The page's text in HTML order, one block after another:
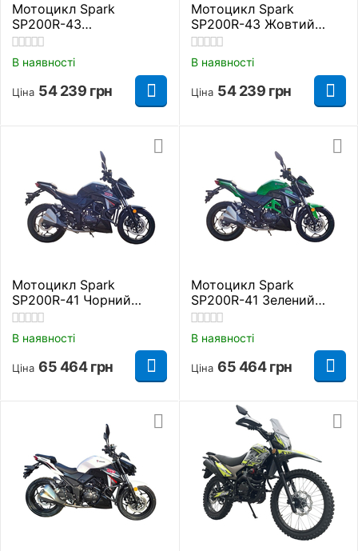
Мотоцикл Spark
SP200R-43
Помаранчевий
Дорожній
В наявності
Ціна 54 239 грн
Мотоцикл Spark
SP200R-43 Жовтий
Дорожній
В наявності
Ціна 54 239 грн
Мотоцикл Spark
SP200R-41 Чорний
Дорожній
В наявності
Ціна 65 464 грн
Мотоцикл Spark
SP200R-41 Зелений
Дорожній
В наявності
Ціна 65 464 грн